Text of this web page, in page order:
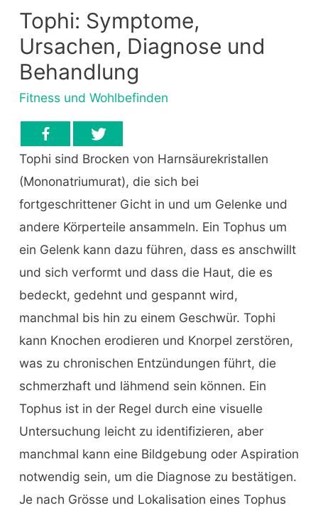
Tophi: Symptome,
Ursachen, Diagnose und
Behandlung
Fitness und Wohlbefinden
Tophi sind Brocken von Harnsäurekristallen
(Mononatriumurat), die sich bei
fortgeschrittener Gicht in und um Gelenke und
andere Körperteile ansammeln. Ein Tophus um
ein Gelenk kann dazu führen, dass es anschwillt
und sich verformt und dass die Haut, die es
bedeckt, gedehnt und gespannt wird,
manchmal bis hin zu einem Geschwür. Tophi
kann Knochen erodieren und Knorpel zerstören,
was zu chronischen Entzündungen führt, die
schmerzhaft und lähmend sein können. Ein
Tophus ist in der Regel durch eine visuelle
Untersuchung leicht zu identifizieren, aber
manchmal kann eine Bildgebung oder Aspiration
notwendig sein, um die Diagnose zu bestätigen.
Je nach Grösse und Lokalisation eines Tophus